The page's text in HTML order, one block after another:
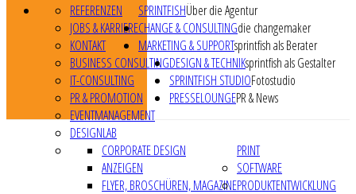
SPRINTFISHÜber die Agentur
REFERENZEN
JOBS & KARRIERE
KONTAKT
CHANGE & CONSULTINGdie changemaker
MARKETING & SUPPORTsprintfish als Berater
BUSINESS CONSULTING
IT-CONSULTING
PR & PROMOTION
EVENTMANAGEMENT
DESIGNLAB
DESIGN & TECHNIKsprintfish als Gestalter
PRINT
CORPORATE DESIGN
ANZEIGEN
FLYER, BROSCHÜREN, MAGAZINE
SOFTWARE
PRODUKTENTWICKLUNG
SPRINTFISH STUDIOFotostudio
PRESSELOUNGEPR & News